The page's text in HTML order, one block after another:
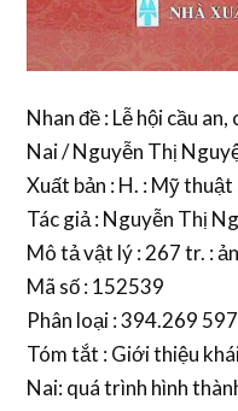
Nhan đề : Lễ hội cầu
Nai / Nguyễn Thị
Xuất bản : H. : Mỹ thuật
Tác giả : Nguyễn Thị
Mô tả vật lý : 267 tr. :
Mã số : 152539
Phân loại : 394.269
Tóm tắt : Giới thiệu
Nai: quá trình hình